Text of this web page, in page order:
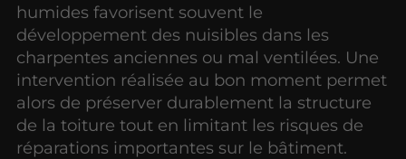
humides favorisent souvent le
développement des nuisibles dans les
charpentes anciennes ou mal ventilées. Une
intervention réalisée au bon moment permet
alors de préserver durablement la structure
de la toiture tout en limitant les risques de
réparations importantes sur le bâtiment.